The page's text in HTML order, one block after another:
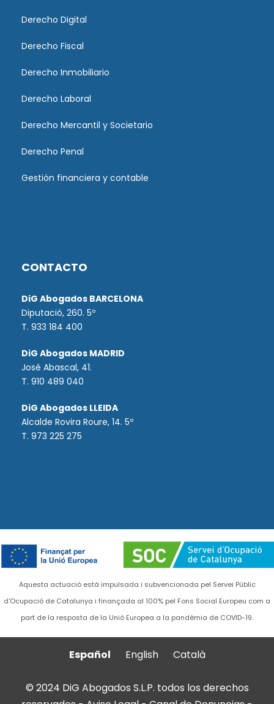
Derecho Digital
Derecho Fiscal
Derecho Inmobiliario
Derecho Laboral
Derecho Mercantil y Societario
Derecho Penal
Gestión financiera y contable
CONTACTO
DiG Abogados BARCELONA
Diputació, 260. 5º
T. 933 184 400
DiG Abogados MADRID
José Abascal, 41.
T. 910 489 040
DiG Abogados LLEIDA
Alcalde Rovira Roure, 14. 5º
T. 973 225 275
Aquesta actuació està impulsada i subvencionada pel Servei Públic
d'Ocupació de Catalunya i finançada al 100% pel Fons Social Europeu com a
part de la resposta de la Unió Europea a la pandèmia de COVID-19.
Español English Català
© 2024 DiG Abogados S.L.P. todos los derechos